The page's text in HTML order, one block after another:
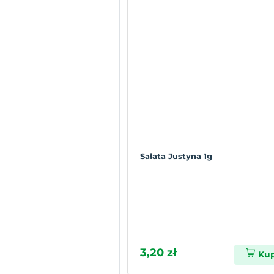
Sałata Justyna 1g
3,20 zł